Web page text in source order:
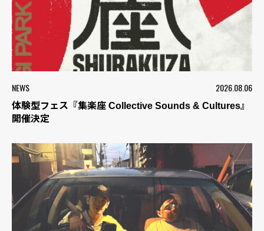
NEWS 2026.08.06
体験型フェス『集楽座 Collective Sounds & Cultures』
開催決定